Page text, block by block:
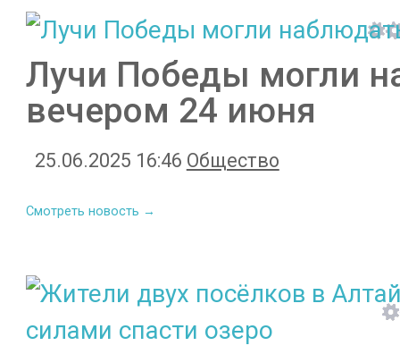
Лучи Победы могли
вечером 24 июня
25.06.2025 16:46 Общество
Смотреть новость →